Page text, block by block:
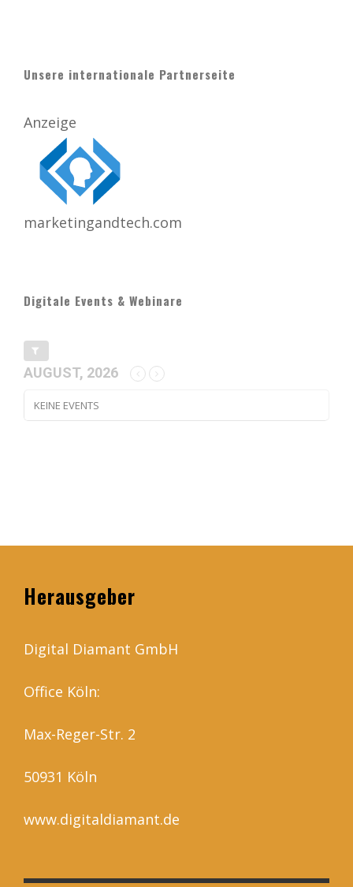
Unsere internationale Partnerseite
Anzeige
marketingandtech.com
Digitale Events & Webinare
AUGUST, 2026
KEINE EVENTS
Herausgeber
Digital Diamant GmbH
Office Köln:
Max-Reger-Str. 2
50931 Köln
www.digitaldiamant.de